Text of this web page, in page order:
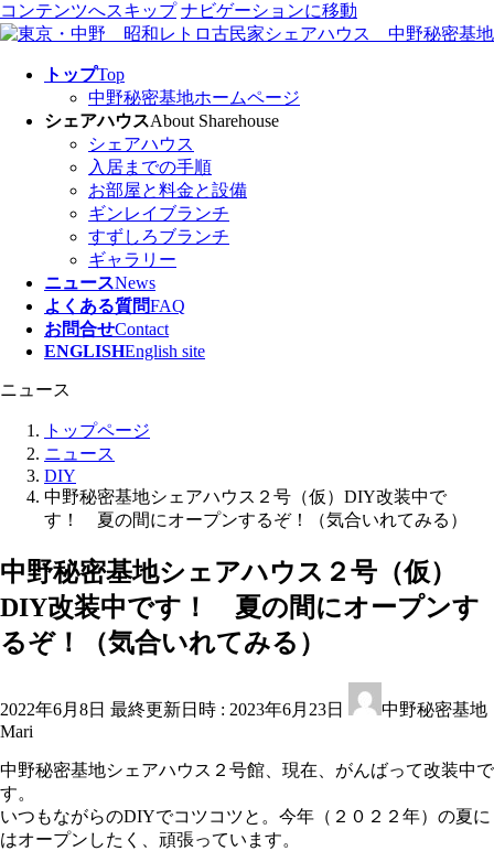
コンテンツへスキップ ナビゲーションに移動
トップTop
中野秘密基地ホームページ
シェアハウスAbout Sharehouse
シェアハウス
入居までの手順
お部屋と料金と設備
ギンレイブランチ
すずしろブランチ
ギャラリー
ニュースNews
よくある質問FAQ
お問合せContact
ENGLISHEnglish site
ニュース
トップページ
ニュース
DIY
中野秘密基地シェアハウス２号（仮）DIY改装中で
す！ 夏の間にオープンするぞ！（気合いれてみる）
中野秘密基地シェアハウス２号（仮）
DIY改装中です！ 夏の間にオープンす
るぞ！（気合いれてみる）
2022年6月8日 最終更新日時 : 2023年6月23日
中野秘密基地
Mari
中野秘密基地シェアハウス２号館、現在、がんばって改装中で
す。
いつもながらのDIYでコツコツと。今年（２０２２年）の夏に
はオープンしたく、頑張っています。